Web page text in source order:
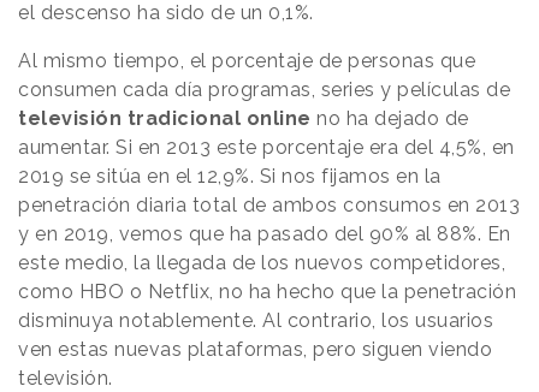
el descenso ha sido de un 0,1%.
Al mismo tiempo, el porcentaje de personas que
consumen cada día programas, series y películas de
televisión tradicional online no ha dejado de
aumentar. Si en 2013 este porcentaje era del 4,5%, en
2019 se sitúa en el 12,9%. Si nos fijamos en la
penetración diaria total de ambos consumos en 2013
y en 2019, vemos que ha pasado del 90% al 88%. En
este medio, la llegada de los nuevos competidores,
como HBO o Netflix, no ha hecho que la penetración
disminuya notablemente. Al contrario, los usuarios
ven estas nuevas plataformas, pero siguen viendo
televisión.